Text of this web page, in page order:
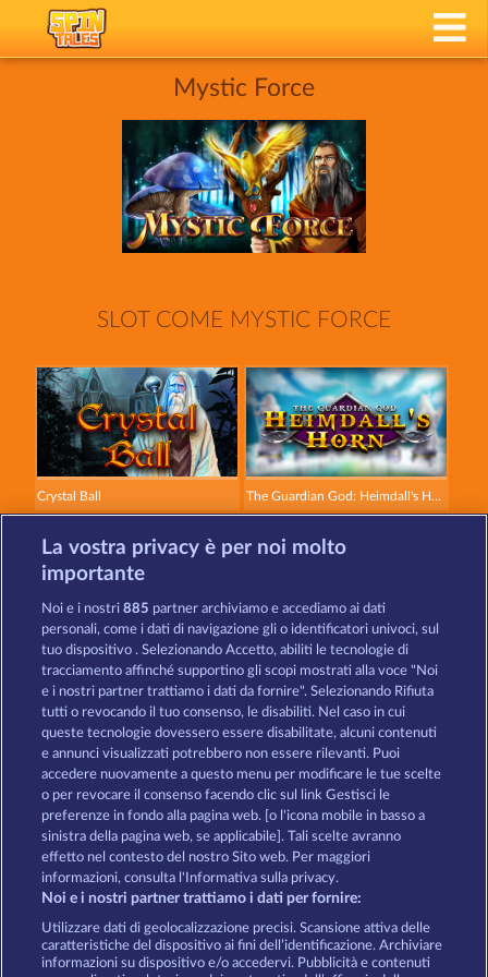
Mystic Force
SLOT COME MYSTIC FORCE
Crystal Ball The Guardian God: Heimdall's Horn
Dragonheart The Nibelung Legends Phantoms Mirror
Termini e condizioni
Informativa sulla privacy Note legali
Società FAQ Programma di affiliazione
Facebook
Invia richiesta di recesso
La vostra privacy è per noi molto
importante
Noi e i nostri885 partner archiviamo e accediamo ai dati
personali, come i dati di navigazione gli o identificatori univoci, sul
tuo dispositivo . Selezionando Accetto, abiliti le tecnologie di
tracciamento affinché supportino gli scopi mostrati alla voce "Noi
e i nostri partner trattiamo i dati da fornire". Selezionando Rifiuta
tutti o revocando il tuo consenso, le disabiliti. Nel caso in cui
queste tecnologie dovessero essere disabilitate, alcuni contenuti
e annunci visualizzati potrebbero non essere rilevanti. Puoi
accedere nuovamente a questo menu per modificare le tue scelte
o per revocare il consenso facendo clic sul link Gestisci le
preferenze in fondo alla pagina web. [o l'icona mobile in basso a
sinistra della pagina web, se applicabile]. Tali scelte avranno
effetto nel contesto del nostro Sito web. Per maggiori
informazioni, consulta l'Informativa sulla privacy.
Noi e i nostri partner trattiamo i dati per fornire:
Utilizzare dati di geolocalizzazione precisi. Scansione attiva delle
caratteristiche del dispositivo ai fini dell’identificazione. Archiviare
informazioni su dispositivo e/o accedervi. Pubblicità e contenuti